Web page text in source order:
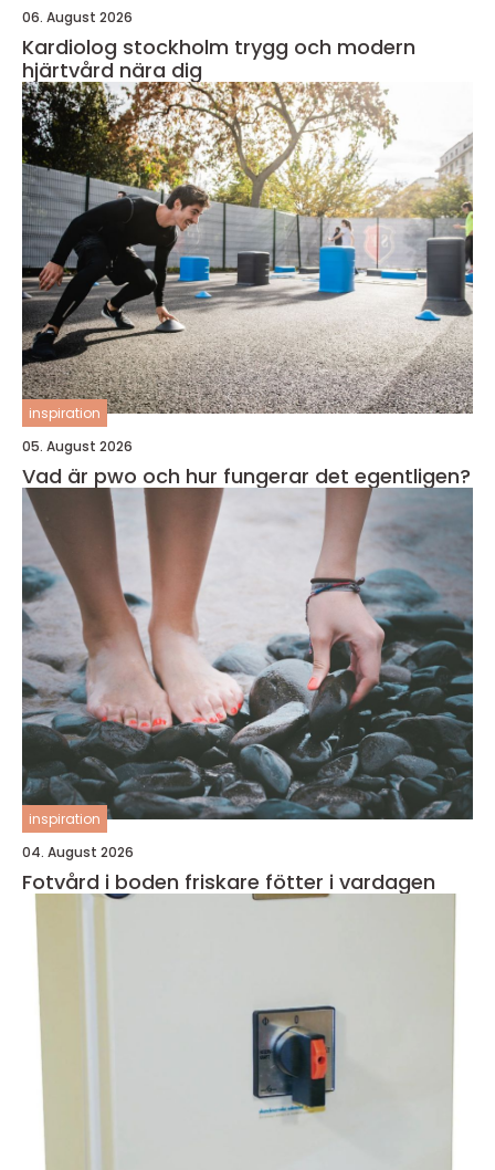
06. August 2026
Kardiolog stockholm trygg och modern
hjärtvård nära dig
inspiration
05. August 2026
Vad är pwo och hur fungerar det egentligen?
inspiration
04. August 2026
Fotvård i boden friskare fötter i vardagen